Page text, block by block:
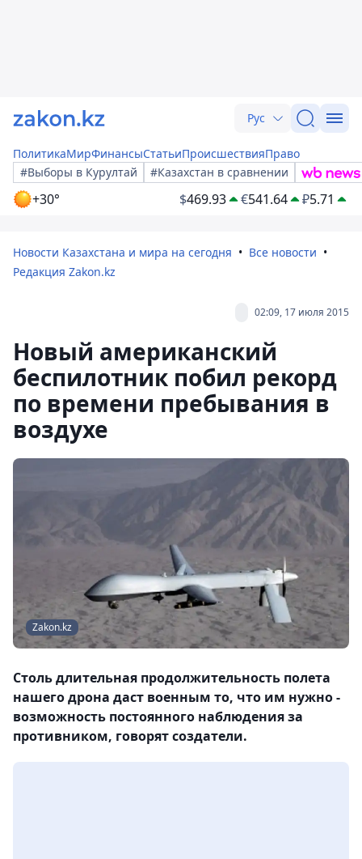
Рус
ПолитикаМирФинансыСтатьиПроисшествияПраво
#Выборы в Курултай
#Казахстан в сравнении
+30° $469.93 €541.64 ₽5.71
Новости Казахстана и мира на сегодня
Все новости
Редакция Zakon.kz
02:09, 17 июля 2015
Новый американский
беспилотник побил рекорд
по времени пребывания в
воздухе
Zakon.kz
Столь длительная продолжительность полета
нашего дрона даст военным то, что им нужно -
возможность постоянного наблюдения за
противником, говорят создатели.